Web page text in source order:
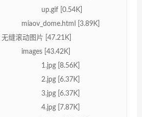
up.gif [0.54K]
miaov_dome.html [3.89K]
无缝滚动图片 [47.21K]
images [43.42K]
1.jpg [8.56K]
2.jpg [6.37K]
3.jpg [6.37K]
4.jpg [7.87K]